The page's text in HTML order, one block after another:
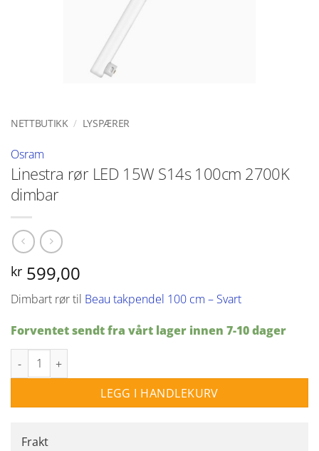
NETTBUTIKK / LYSPÆRER
Osram
Linestra rør LED 15W S14s 100cm 2700K
dimbar
kr 599,00
Dimbart rør til Beau takpendel 100 cm – Svart
Forventet sendt fra vårt lager innen 7-10 dager
Linestra rør LED 15W S14s 100cm 2700K dimbar antall
LEGG I HANDLEKURV
Frakt